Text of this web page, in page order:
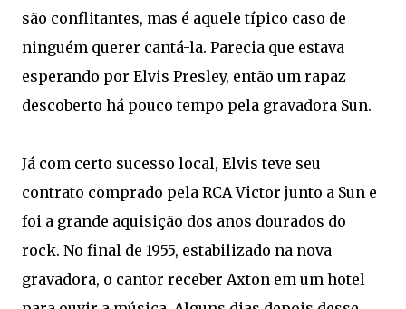
são conflitantes, mas é aquele típico caso de
ninguém querer cantá-la. Parecia que estava
esperando por Elvis Presley, então um rapaz
descoberto há pouco tempo pela gravadora Sun.
Já com certo sucesso local, Elvis teve seu
contrato comprado pela RCA Victor junto a Sun e
foi a grande aquisição dos anos dourados do
rock. No final de 1955, estabilizado na nova
gravadora, o cantor receber Axton em um hotel